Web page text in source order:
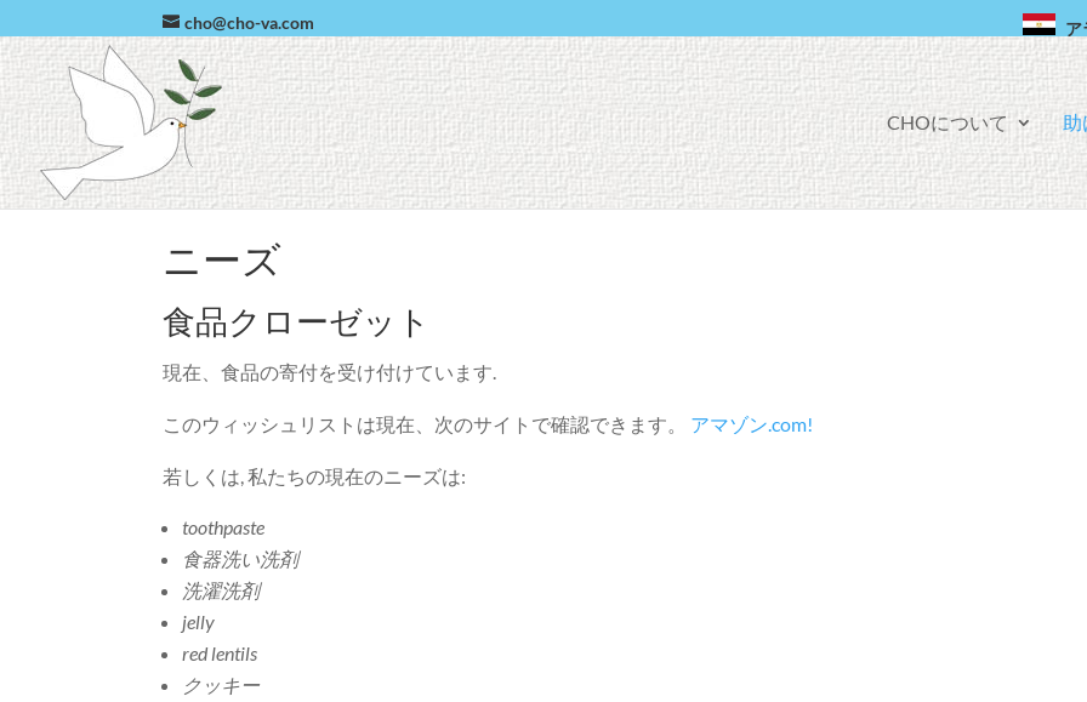
cho@cho-va.com ア
フ
ェ
イ
ス
ブ
ッ
CHOについて
ニーズ
食品クローゼット
現在、食品の寄付を受け付けています.
このウィッシュリストは現在、次のサイトで確認できます。 アマゾン.com!
若しくは, 私たちの現在のニーズは:
toothpaste
食器洗い洗剤
洗濯洗剤
jelly
red lentils
クッキー